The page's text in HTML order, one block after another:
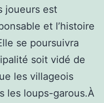
joueurs est
et l’histoire
se poursuivra
soit vidé de
les villageois
les loups-garous.À